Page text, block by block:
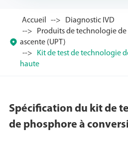

Accueil
Diagnostic IVD
Produits de technologie
ascente (UPT)
Kit de test de technologie
haute
Spécification du kit de
de phosphore à